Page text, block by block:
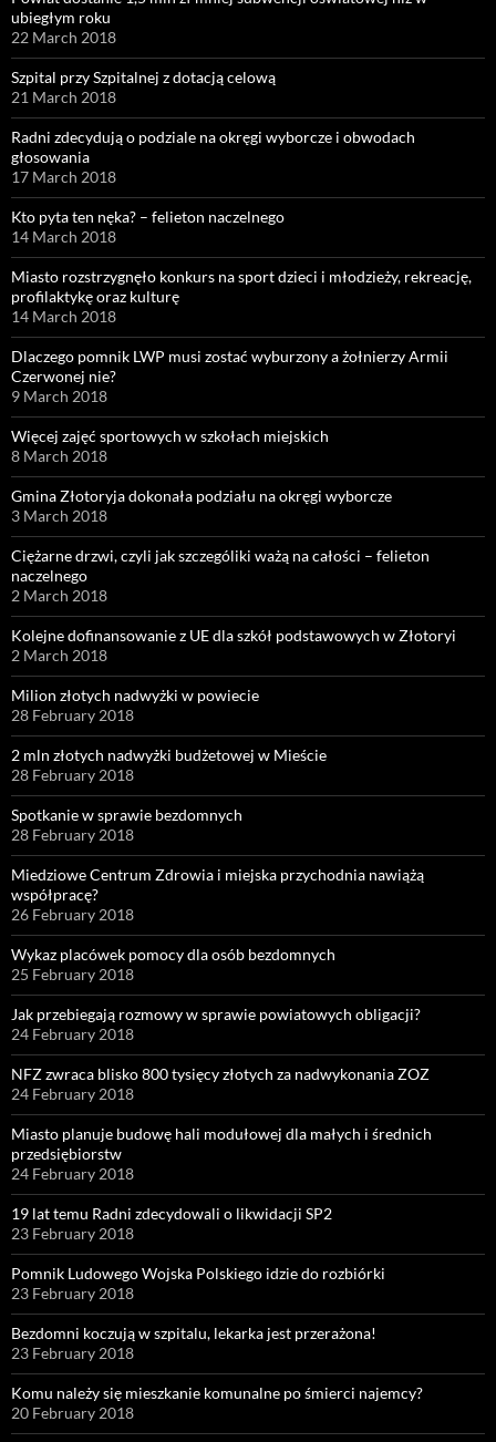
ubiegłym roku
22 March 2018
Szpital przy Szpitalnej z dotacją celową
21 March 2018
Radni zdecydują o podziale na okręgi wyborcze i obwodach
głosowania
17 March 2018
Kto pyta ten nęka? – felieton naczelnego
14 March 2018
Miasto rozstrzygnęło konkurs na sport dzieci i młodzieży, rekreację,
profilaktykę oraz kulturę
14 March 2018
Dlaczego pomnik LWP musi zostać wyburzony a żołnierzy Armii
Czerwonej nie?
9 March 2018
Więcej zajęć sportowych w szkołach miejskich
8 March 2018
Gmina Złotoryja dokonała podziału na okręgi wyborcze
3 March 2018
Ciężarne drzwi, czyli jak szczególiki ważą na całości – felieton
naczelnego
2 March 2018
Kolejne dofinansowanie z UE dla szkół podstawowych w Złotoryi
2 March 2018
Milion złotych nadwyżki w powiecie
28 February 2018
2 mln złotych nadwyżki budżetowej w Mieście
28 February 2018
Spotkanie w sprawie bezdomnych
28 February 2018
Miedziowe Centrum Zdrowia i miejska przychodnia nawiążą
współpracę?
26 February 2018
Wykaz placówek pomocy dla osób bezdomnych
25 February 2018
Jak przebiegają rozmowy w sprawie powiatowych obligacji?
24 February 2018
NFZ zwraca blisko 800 tysięcy złotych za nadwykonania ZOZ
24 February 2018
Miasto planuje budowę hali modułowej dla małych i średnich
przedsiębiorstw
24 February 2018
19 lat temu Radni zdecydowali o likwidacji SP2
23 February 2018
Pomnik Ludowego Wojska Polskiego idzie do rozbiórki
23 February 2018
Bezdomni koczują w szpitalu, lekarka jest przerażona!
23 February 2018
Komu należy się mieszkanie komunalne po śmierci najemcy?
20 February 2018